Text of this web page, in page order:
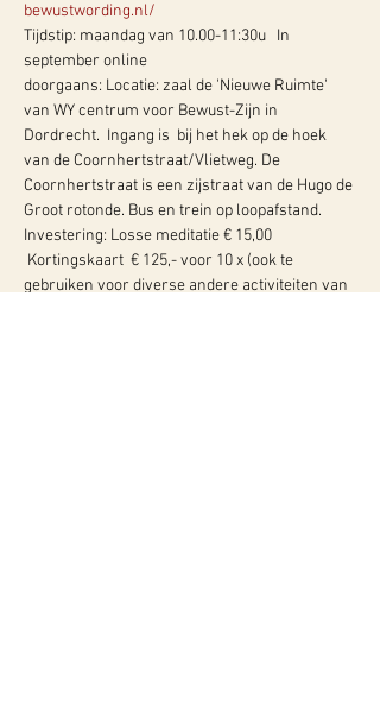
bewustwording.nl/
Tijdstip: maandag van 10.00-11:30u   In
september online
doorgaans: Locatie: zaal de 'Nieuwe Ruimte'
van WY centrum voor Bewust-Zijn in
Dordrecht.  Ingang is  bij het hek op de hoek
van de Coornhertstraat/Vlietweg. De
Coornhertstraat is een zijstraat van de Hugo de
Groot rotonde. Bus en trein op loopafstand.
Investering: Losse meditatie € 15,00
Kortingskaart  € 125,- voor 10 x (ook te
gebruiken voor diverse andere activiteiten van